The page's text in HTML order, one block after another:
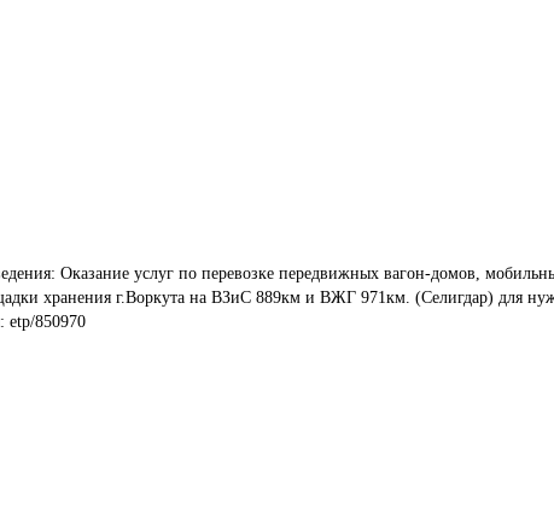
Оказание услуг по перевозке передвижных вагон-домов,
хранения г.Воркута на ВЗиС 889км и ВЖГ 971км. (Селигдар) для
etp/850970